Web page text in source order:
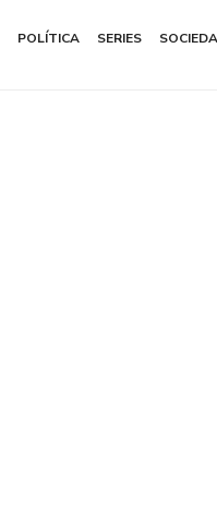
POLÍTICA SERIES